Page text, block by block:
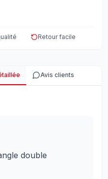
Retour facile
Avis clients
double